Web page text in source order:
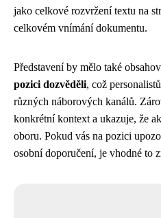
jako celkové rozvržení textu na
celkovém vnímání dokumentu.
Představení by mělo také
pozici dozvěděli, což
různých náborových kanálů.
konkrétní kontext a ukazuje, že
oboru. Pokud vás na pozici
osobní doporučení, je vhodné to